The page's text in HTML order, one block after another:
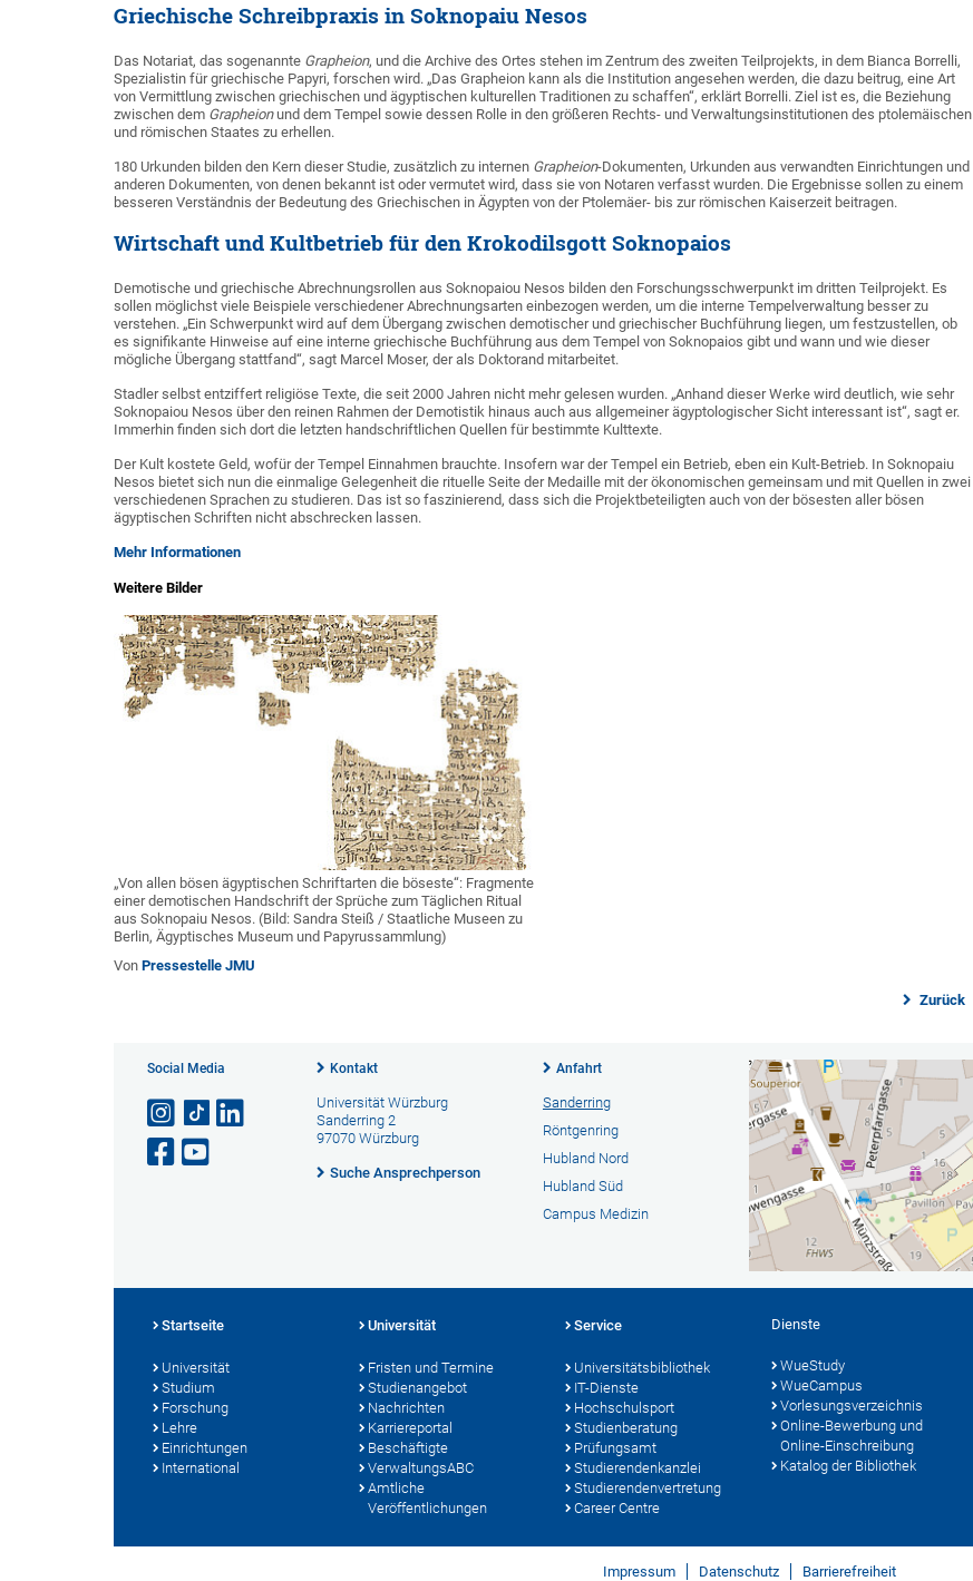
Griechische Schreibpraxis in Soknopaiu Nesos
Das Notariat, das sogenannte Grapheion, und die Archive des Ortes stehen im Zentrum des zweiten Teilprojekts, in dem Bianca Borrelli,
Spezialistin für griechische Papyri, forschen wird. „Das Grapheion kann als die Institution angesehen werden, die dazu beitrug, eine Art
von Vermittlung zwischen griechischen und ägyptischen kulturellen Traditionen zu schaffen“, erklärt Borrelli. Ziel ist es, die Beziehung
zwischen dem Grapheionund dem Tempel sowie dessen Rolle in den größeren Rechts- und Verwaltungsinstitutionen des ptolemäischen
und römischen Staates zu erhellen.
180 Urkunden bilden den Kern dieser Studie, zusätzlich zu internen Grapheion-Dokumenten, Urkunden aus verwandten Einrichtungen und
anderen Dokumenten, von denen bekannt ist oder vermutet wird, dass sie von Notaren verfasst wurden. Die Ergebnisse sollen zu einem
besseren Verständnis der Bedeutung des Griechischen in Ägypten von der Ptolemäer- bis zur römischen Kaiserzeit beitragen.
Wirtschaft und Kultbetrieb für den Krokodilsgott Soknopaios
Demotische und griechische Abrechnungsrollen aus Soknopaiou Nesos bilden den Forschungsschwerpunkt im dritten Teilprojekt. Es
sollen möglichst viele Beispiele verschiedener Abrechnungsarten einbezogen werden, um die interne Tempelverwaltung besser zu
verstehen. „Ein Schwerpunkt wird auf dem Übergang zwischen demotischer und griechischer Buchführung liegen, um festzustellen, ob
es signifikante Hinweise auf eine interne griechische Buchführung aus dem Tempel von Soknopaios gibt und wann und wie dieser
mögliche Übergang stattfand“, sagt Marcel Moser, der als Doktorand mitarbeitet.
Stadler selbst entziffert religiöse Texte, die seit 2000 Jahren nicht mehr gelesen wurden. „Anhand dieser Werke wird deutlich, wie sehr
Soknopaiou Nesos über den reinen Rahmen der Demotistik hinaus auch aus allgemeiner ägyptologischer Sicht interessant ist“, sagt er.
Immerhin finden sich dort die letzten handschriftlichen Quellen für bestimmte Kulttexte.
Der Kult kostete Geld, wofür der Tempel Einnahmen brauchte. Insofern war der Tempel ein Betrieb, eben ein Kult-Betrieb. In Soknopaiu
Nesos bietet sich nun die einmalige Gelegenheit die rituelle Seite der Medaille mit der ökonomischen gemeinsam und mit Quellen in zwei
verschiedenen Sprachen zu studieren. Das ist so faszinierend, dass sich die Projektbeteiligten auch von der bösesten aller bösen
ägyptischen Schriften nicht abschrecken lassen.
Mehr Informationen
Weitere Bilder
„Von allen bösen ägyptischen Schriftarten die böseste“: Fragmente
einer demotischen Handschrift der Sprüche zum Täglichen Ritual
aus Soknopaiu Nesos. (Bild: Sandra Steiß / Staatliche Museen zu
Berlin, Ägyptisches Museum und Papyrussammlung)
Von Pressestelle JMU
Zurück
Social Media Kontakt
Universität Würzburg
Sanderring 2
97070 Würzburg
Suche Ansprechperson
Anfahrt
Sanderring
Röntgenring
Hubland Nord
Hubland Süd
Campus Medizin
Startseite
Universität
Studium
Forschung
Lehre
Einrichtungen
International
Universität
Fristen und Termine
Studienangebot
Nachrichten
Karriereportal
Beschäftigte
VerwaltungsABC
Amtliche
Veröffentlichungen
Service
Universitätsbibliothek
IT-Dienste
Hochschulsport
Studienberatung
Prüfungsamt
Studierendenkanzlei
Studierendenvertretung
Career Centre
Dienste
WueStudy
WueCampus
Vorlesungsverzeichnis
Online-Bewerbung und
Online-Einschreibung
Katalog der Bibliothek
Impressum Datenschutz Barrierefreiheit